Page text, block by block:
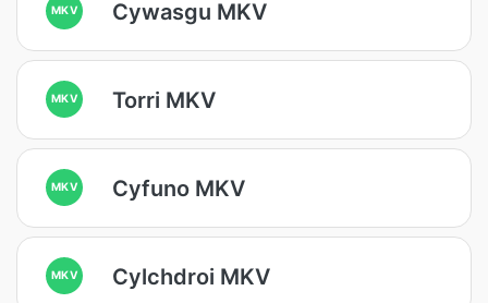
MKV Cywasgu MKV
MKV Torri MKV
MKV Cyfuno MKV
MKV Cylchdroi MKV